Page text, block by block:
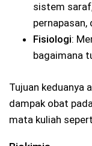
sistem
pernapasan,
Fisiologi:
bagaimana
Tujuan keduanya
dampak obat
mata kuliah